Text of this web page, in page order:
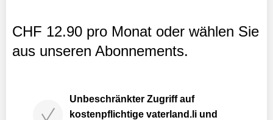
CHF 12.90 pro Monat oder wählen Sie
aus unseren Abonnements.
Unbeschränkter Zugriff auf
kostenpflichtige vaterland.li und